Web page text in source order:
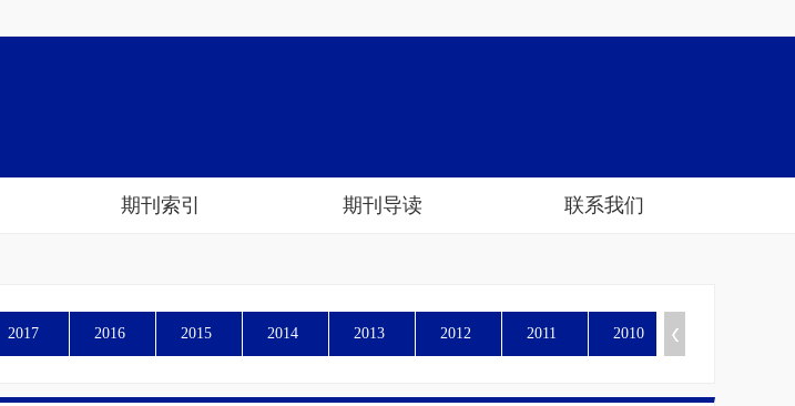
期刊索引 期刊导读 联系我们
2017 2016 2015 2014 2013 2012 2011 2010